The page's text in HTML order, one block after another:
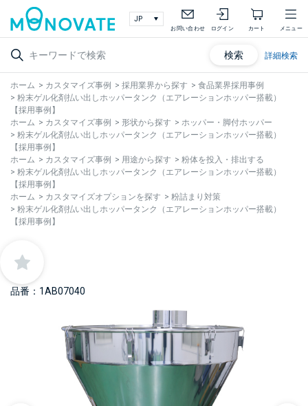
お問い合わせ ログイン カート メニュー
検索 詳細検索
ホーム > カスタマイズ事例 > 採用業界から探す > 食品業界採用事例
> 粉末ゲル化剤払い出しホッパータンク（エアレーションホッパー搭載）
【採用事例】
ホーム > カスタマイズ事例 > 形状から探す > ホッパー・脚付ホッパー
> 粉末ゲル化剤払い出しホッパータンク（エアレーションホッパー搭載）
【採用事例】
ホーム > カスタマイズ事例 > 用途から探す > 粉体を投入・排出する
> 粉末ゲル化剤払い出しホッパータンク（エアレーションホッパー搭載）
【採用事例】
ホーム > カスタマイズオプションを探す > 粉詰まり対策
> 粉末ゲル化剤払い出しホッパータンク（エアレーションホッパー搭載）
【採用事例】
品番：1AB07040